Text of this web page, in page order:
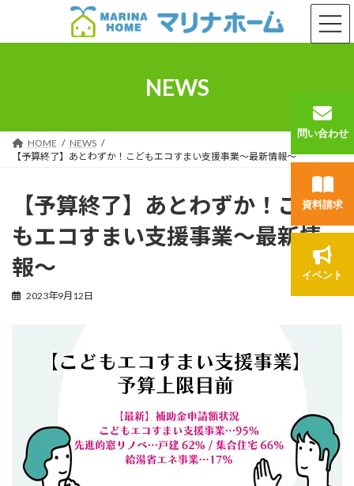
ッ
移
NEWS
HOME
NEWS
【予算終了】あとわずか！こどもエコすまい支援事業～最新情報～
【予算終了】あとわずか！こど
もエコすまい支援事業～最新情
報～
2023年9月12日
問い合わせ
資料請求
イベント